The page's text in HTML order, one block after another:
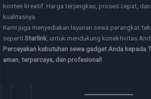
konten kreatif. Harga terjangkau, proses cepat,
kualitasnya.
Kami juga menyediakan layanan sewa perangkat
sepertiStarlink , untuk mendukung konektivitas
Percayakan kebutuhan sewa gadget Anda kepada
aman, terpercaya, dan profesional!